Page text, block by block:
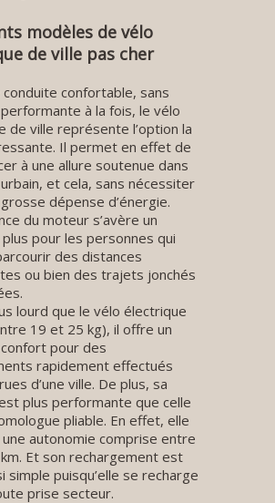
modèles de vélo
de ville pas cher
conduite confortable, sans
à la fois, le vélo
de ville représente l’option la
Il permet en effet de
à une allure soutenue dans
et cela, sans nécessiter
dépense d’énergie.
du moteur s’avère un
pour les personnes qui
des distances
ou bien des trajets jonchés
lourd que le vélo électrique
19 et 25 kg), il offre un
pour des
rapidement effectués
d’une ville. De plus, sa
plus performante que celle
pliable. En effet, elle
autonomie comprise entre
Et son rechargement est
simple puisqu’elle se recharge
prise secteur.